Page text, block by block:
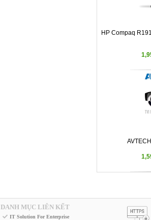
HP Compaq
DANH MỤC LIÊN KẾT
IT Solution For Enterprise